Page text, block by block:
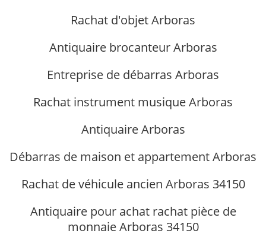
Rachat d'objet Arboras
Antiquaire brocanteur Arboras
Entreprise de débarras Arboras
Rachat instrument musique Arboras
Antiquaire Arboras
Débarras de maison et appartement Arboras
Rachat de véhicule ancien Arboras 34150
Antiquaire pour achat rachat pièce de
monnaie Arboras 34150